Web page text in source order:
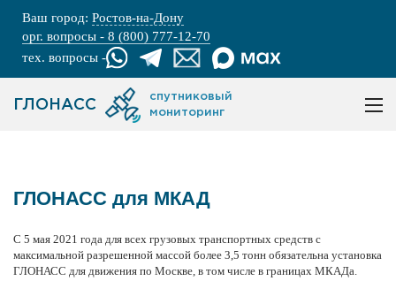
Ваш город: Ростов-на-Дону
орг. вопросы - 8 (800) 777-12-70
тех. вопросы -
ГЛОНАСС
спутниковый
мониторинг
ГЛОНАСС для МКАД
С 5 мая 2021 года для всех грузовых транспортных средств с
максимальной разрешенной массой более 3,5 тонн обязательна установка
ГЛОНАСС для движения по Москве, в том числе в границах МКАДа.